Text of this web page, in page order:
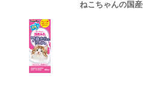
ねこちゃんの国